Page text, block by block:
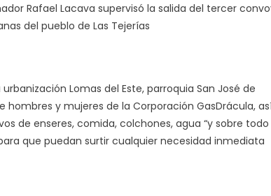
Rafael Lacava supervisó la salida del tercer
del pueblo de Las Tejerías
Lomas del Este, parroquia San José de
y mujeres de la Corporación GasDrácula,
de enseres, comida, colchones, agua “y sobre todo
que puedan surtir cualquier necesidad inmediata